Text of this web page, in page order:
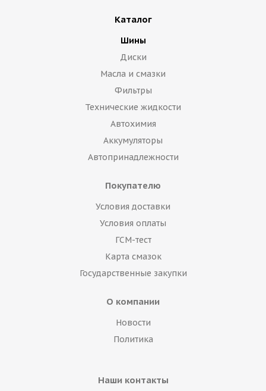
Каталог
Шины
Диски
Масла и смазки
Фильтры
Технические жидкости
Автохимия
Аккумуляторы
Автопринадлежности
Покупателю
Условия доставки
Условия оплаты
ГСМ-тест
Карта смазок
Государственные закупки
О компании
Новости
Политика
Наши контакты